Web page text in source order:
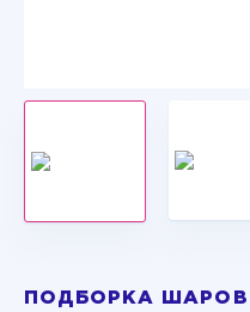
ПОДБОРКА